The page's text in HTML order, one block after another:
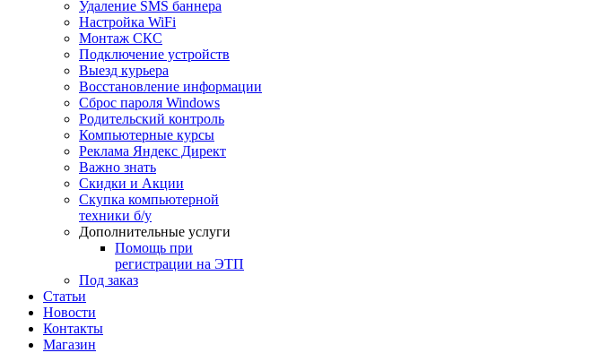
Удаление SMS баннера
Настройка WiFi
Монтаж СКС
Подключение устройств
Выезд курьера
Восстановление информации
Сброс пароля Windows
Родительский контроль
Компьютерные курсы
Реклама Яндекс Директ
Важно знать
Скидки и Акции
Скупка компьютерной
техники б/у
Дополнительные услуги
Помощь при
регистрации на ЭТП
Под заказ
Статьи
Новости
Контакты
Магазин